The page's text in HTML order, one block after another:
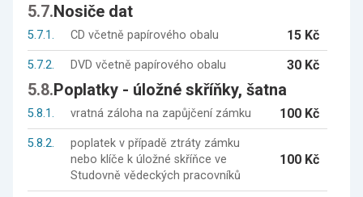
5.7.Nosiče dat
5.7.1. CD včetně papírového obalu 15 Kč
5.7.2. DVD včetně papírového obalu 30 Kč
5.8.Poplatky - úložné skříňky, šatna
5.8.1. vratná záloha na zapůjčení zámku 100 Kč
5.8.2.
poplatek v případě ztráty zámku
nebo klíče k úložné skříňce ve
Studovně vědeckých pracovníků
100 Kč